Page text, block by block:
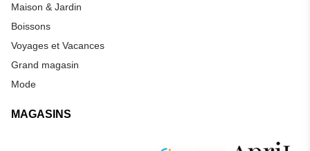
Maison & Jardin
Boissons
Voyages et Vacances
Grand magasin
Mode
MAGASINS